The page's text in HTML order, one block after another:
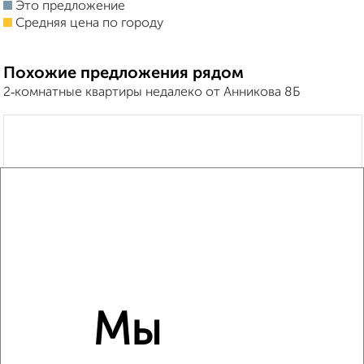
Это предложение
Средняя цена по городу
Похожие предложения рядом
2‑комнатные квартиры недалеко от Анникова 8Б
Мы